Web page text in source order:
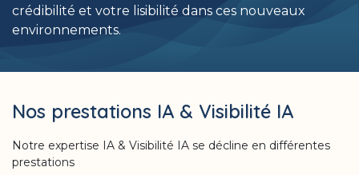
crédibilité et votre lisibilité dans ces nouveaux
environnements.
Nos prestations IA & Visibilité IA
Notre expertise IA & Visibilité IA se décline en différentes
prestations